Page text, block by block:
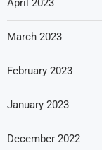
April 2023
March 2023
February 2023
January 2023
December 2022